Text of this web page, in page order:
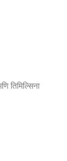
तिमिल्सिना